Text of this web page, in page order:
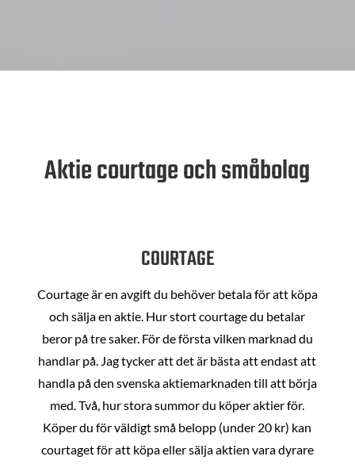
Aktie courtage och småbolag
COURTAGE
Courtage är en avgift du behöver betala för att köpa
och sälja en aktie. Hur stort courtage du betalar
beror på tre saker. För de första vilken marknad du
handlar på. Jag tycker att det är bästa att endast att
handla på den svenska aktiemarknaden till att börja
med. Två, hur stora summor du köper aktier för.
Köper du för väldigt små belopp (under 20 kr) kan
courtaget för att köpa eller sälja aktien vara dyrare